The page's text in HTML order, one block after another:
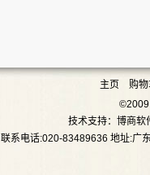
主页
购
©2009
技术支持：博商软
联系电话:020-83489636 地址:广